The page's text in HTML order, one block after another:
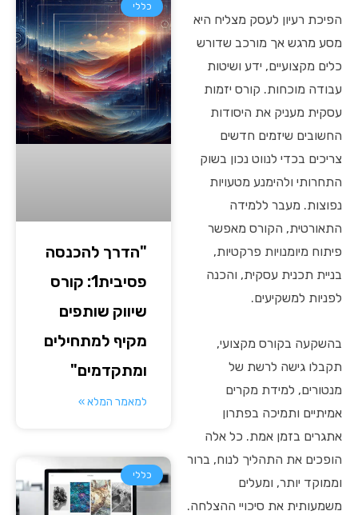
הפיכת רעיון לעסק מצליח היא
מסע מרגש אך מורכב שדורש
כלים מקצועיים, ידע ושיטות
עבודה מוכחות. קורס יזמות
עסקית מעניק את היסודות
החשובים שיזמים חדשים
צריכים בכדי לנווט נכון בשוק
התחרותי ולהימנע מטעויות
נפוצות. מעבר ללמידה
התאורטית, הקורס מאפשר
פיתוח מיומנויות פרקטיות,
בניית תכנית עסקית, והכנה
לפניות למשקיעים.
בהשקעה בקורס מקצועי,
תקבלו גישה לרשת של
מנטורים, למידת מקרים
אמיתיים ותמיכה בפתרון
אתגרים בזמן אמת. כל אלה
הופכים את התהליך לנוח, ברור
וממוקד יותר, ומעלים
משמעותית את סיכויי ההצלחה.
כללי
"הדרך להכנסה
פסיבית1: קורס
שיווק שותפים
מקיף למתחילים
ומתקדמים"
למאמר המלא »
כללי